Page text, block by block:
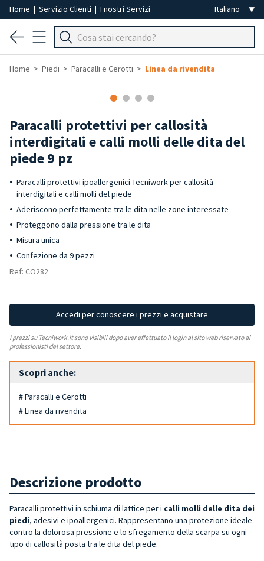
Home | Servizio Clienti | I nostri Servizi
Home Piedi Paracalli e Cerotti Linea da rivendita
Paracalli protettivi per callosità
interdigitali e calli molli delle dita del
piede 9 pz
Paracalli protettivi ipoallergenici Tecniwork per callosità
interdigitali e calli molli del piede
Aderiscono perfettamente tra le dita nelle zone interessate
Proteggono dalla pressione tra le dita
Misura unica
Confezione da 9 pezzi
Ref: CO282
Accedi per conoscere i prezzi e acquistare
I prezzi su Tecniwork.it sono visibili dopo aver effettuato il login al sito web riservato ai
professionisti del settore.
Scopri anche:
# Paracalli e Cerotti
# Linea da rivendita
Descrizione prodotto
Paracalli protettivi in schiuma di lattice per i calli molli delle dita dei
piedi, adesivi e ipoallergenici. Rappresentano una protezione ideale
contro la dolorosa pressione e lo sfregamento della scarpa su ogni
tipo di callosità posta tra le dita del piede.